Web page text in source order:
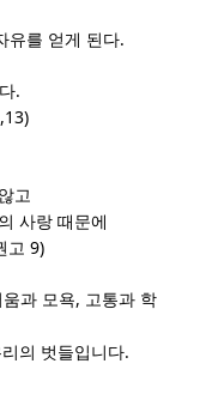
유를 얻게 된다.
.
고
사랑 때문에
고9)
움과 모욕, 고통과 학
의 벗들입니다.